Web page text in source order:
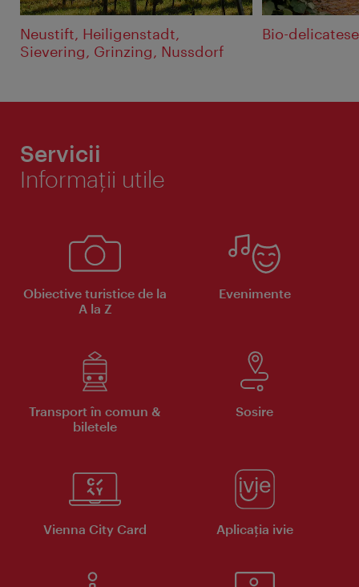
Neustift, Heiligenstadt,
Sievering, Grinzing, Nussdorf
Bio-
Servicii
Informaţii utile
Obiective turistice de la
A la Z
Evenimente
Transport în comun &
biletele
Sosire
Vienna City Card Aplicaţia ivie